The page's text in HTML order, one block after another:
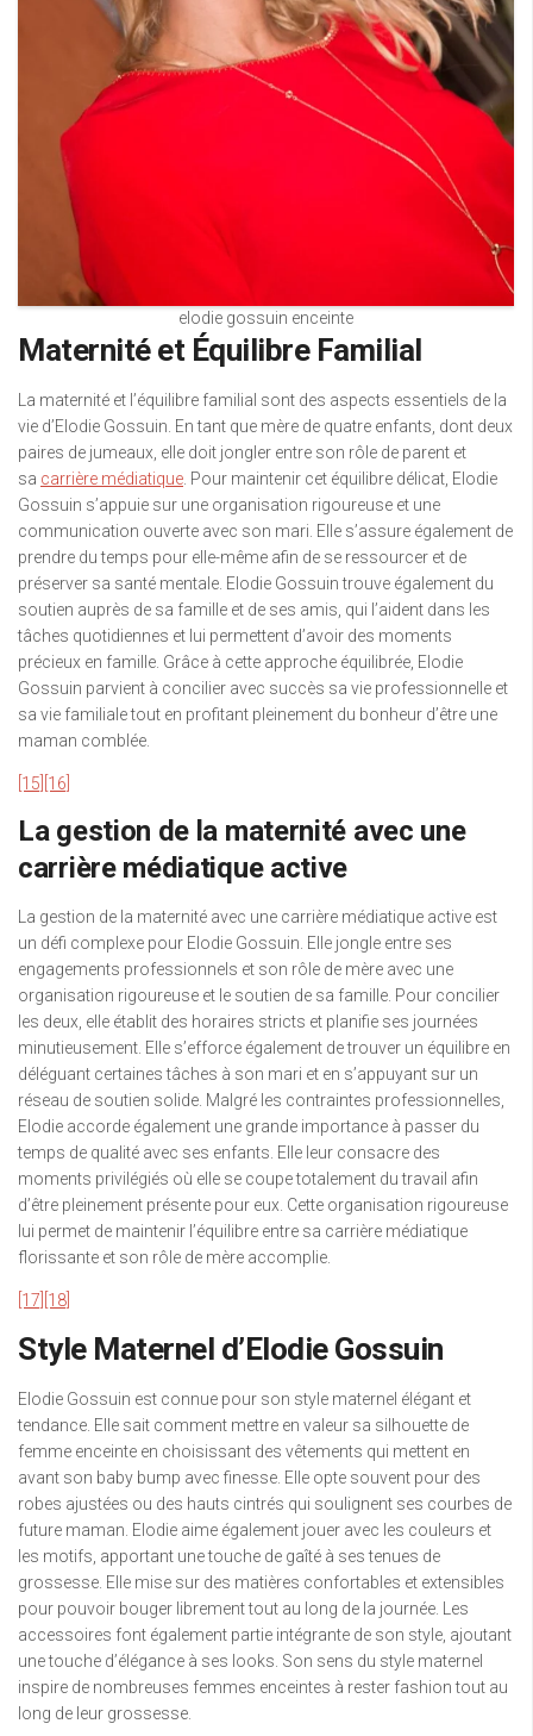
elodie gossuin enceinte
Maternité et Équilibre Familial
La maternité et l’équilibre familial sont des aspects essentiels de la
vie d’Elodie Gossuin. En tant que mère de quatre enfants, dont deux
paires de jumeaux, elle doit jongler entre son rôle de parent et
sa carrière médiatique. Pour maintenir cet équilibre délicat, Elodie
Gossuin s’appuie sur une organisation rigoureuse et une
communication ouverte avec son mari. Elle s’assure également de
prendre du temps pour elle-même afin de se ressourcer et de
préserver sa santé mentale. Elodie Gossuin trouve également du
soutien auprès de sa famille et de ses amis, qui l’aident dans les
tâches quotidiennes et lui permettent d’avoir des moments
précieux en famille. Grâce à cette approche équilibrée, Elodie
Gossuin parvient à concilier avec succès sa vie professionnelle et
sa vie familiale tout en profitant pleinement du bonheur d’être une
maman comblée.
[15] [16]
La gestion de la maternité avec une
carrière médiatique active
La gestion de la maternité avec une carrière médiatique active est
un défi complexe pour Elodie Gossuin. Elle jongle entre ses
engagements professionnels et son rôle de mère avec une
organisation rigoureuse et le soutien de sa famille. Pour concilier
les deux, elle établit des horaires stricts et planifie ses journées
minutieusement. Elle s’efforce également de trouver un équilibre en
déléguant certaines tâches à son mari et en s’appuyant sur un
réseau de soutien solide. Malgré les contraintes professionnelles,
Elodie accorde également une grande importance à passer du
temps de qualité avec ses enfants. Elle leur consacre des
moments privilégiés où elle se coupe totalement du travail afin
d’être pleinement présente pour eux. Cette organisation rigoureuse
lui permet de maintenir l’équilibre entre sa carrière médiatique
florissante et son rôle de mère accomplie.
[17] [18]
Style Maternel d’Elodie Gossuin
Elodie Gossuin est connue pour son style maternel élégant et
tendance. Elle sait comment mettre en valeur sa silhouette de
femme enceinte en choisissant des vêtements qui mettent en
avant son baby bump avec finesse. Elle opte souvent pour des
robes ajustées ou des hauts cintrés qui soulignent ses courbes de
future maman. Elodie aime également jouer avec les couleurs et
les motifs, apportant une touche de gaîté à ses tenues de
grossesse. Elle mise sur des matières confortables et extensibles
pour pouvoir bouger librement tout au long de la journée. Les
accessoires font également partie intégrante de son style, ajoutant
une touche d’élégance à ses looks. Son sens du style maternel
inspire de nombreuses femmes enceintes à rester fashion tout au
long de leur grossesse.